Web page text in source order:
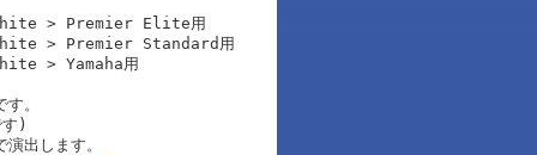
> Premier Elite用
> Premier Standard用
> Yamaha用
。
)
出します。